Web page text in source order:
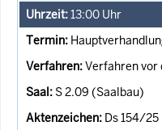
13:00 Uhr
Verfahren vor
S 2.09 (Saalbau)
Ds 154/25